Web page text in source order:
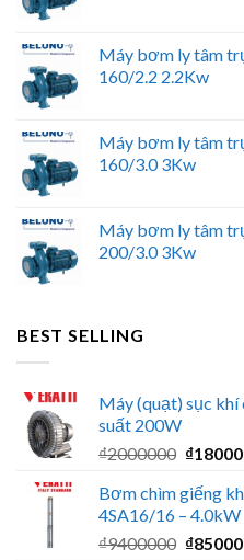
Máy bơm ly tâm
160/2.2 2.2Kw
Máy bơm ly tâm
160/3.0 3Kw
Máy bơm ly tâm
200/3.0 3Kw
BEST SELLING
Máy (quạt) sục
suất 200W
₫2000000 Giá
là:
₫
Bơm chìm giếng
4SA16/16 – 4.0kW
₫9400000 Giá
₫